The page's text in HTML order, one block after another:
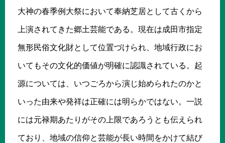
大神の春季例大祭において奉納芝居として古くから
上演されてきた郷土芸能である。現在は成田市指定
無形民俗文化財として位置づけられ、地域行政にお
いてもその文化的価値が明確に認識されている。起
源については、いつごろから演じ始められたのかと
いった由来や発祥は正確には明らかではない。一説
には元禄期あたりがその上限であろうとも伝えられ
ており、地域の信仰と芸能が長い時間をかけて結び